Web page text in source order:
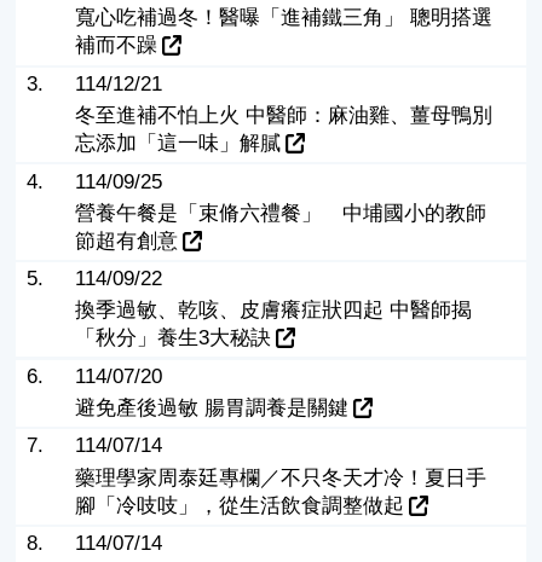
寬心吃補過冬！醫曝「進補鐵三角」 聰明搭選
補而不躁
3.
114/12/21
冬至進補不怕上火 中醫師：麻油雞、薑母鴨別
忘添加「這一味」解膩
4.
114/09/25
營養午餐是「束脩六禮餐」 中埔國小的教師
節超有創意
5.
114/09/22
換季過敏、乾咳、皮膚癢症狀四起 中醫師揭
「秋分」養生3大秘訣
6.
114/07/20
避免產後過敏 腸胃調養是關鍵
7.
114/07/14
藥理學家周泰廷專欄／不只冬天才冷！夏日手
腳「冷吱吱」，從生活飲食調整做起
8.
114/07/14